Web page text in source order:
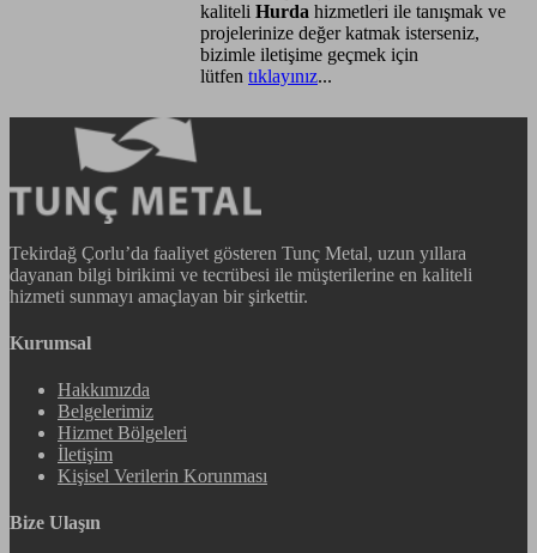
kaliteliHurdahizmetleri ile tanışmak ve
projelerinize değer katmak isterseniz,
bizimle iletişime geçmek için
lütfentıklayınız...
Tekirdağ Çorlu’da faaliyet gösteren Tunç Metal, uzun yıllara
dayanan bilgi birikimi ve tecrübesi ile müşterilerine en kaliteli
hizmeti sunmayı amaçlayan bir şirkettir.
Kurumsal
Hakkımızda
Belgelerimiz
Hizmet Bölgeleri
İletişim
Kişisel Verilerin Korunması
Bize Ulaşın